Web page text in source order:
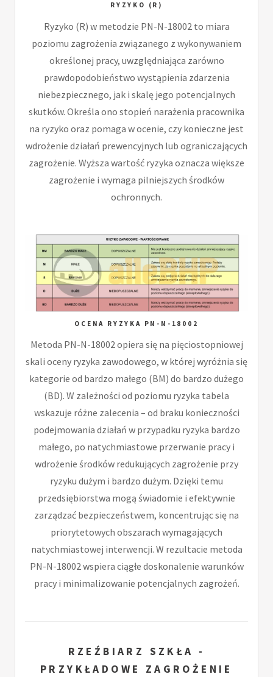
RYZYKO (R)
Ryzyko (R) w metodzie PN-N-18002 to miara
poziomu zagrożenia związanego z wykonywaniem
określonej pracy, uwzględniająca zarówno
prawdopodobieństwo wystąpienia zdarzenia
niebezpiecznego, jak i skalę jego potencjalnych
skutków. Określa ono stopień narażenia pracownika
na ryzyko oraz pomaga w ocenie, czy konieczne jest
wdrożenie działań prewencyjnych lub ograniczających
zagrożenie. Wyższa wartość ryzyka oznacza większe
zagrożenie i wymaga pilniejszych środków
ochronnych.
OCENA RYZYKA PN-N-18002
Metoda PN-N-18002 opiera się na pięciostopniowej
skali oceny ryzyka zawodowego, w której wyróżnia się
kategorie od bardzo małego (BM) do bardzo dużego
(BD). W zależności od poziomu ryzyka tabela
wskazuje różne zalecenia – od braku konieczności
podejmowania działań w przypadku ryzyka bardzo
małego, po natychmiastowe przerwanie pracy i
wdrożenie środków redukujących zagrożenie przy
ryzyku dużym i bardzo dużym. Dzięki temu
przedsiębiorstwa mogą świadomie i efektywnie
zarządzać bezpieczeństwem, koncentrując się na
priorytetowych obszarach wymagających
natychmiastowej interwencji. W rezultacie metoda
PN-N-18002 wspiera ciągłe doskonalenie warunków
pracy i minimalizowanie potencjalnych zagrożeń.
RZEŹBIARZ SZKŁA -
PRZYKŁADOWE ZAGROŻENIE